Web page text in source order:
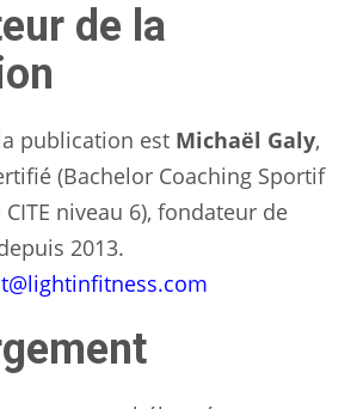
de la
publication est Michaël Galy,
(Bachelor Coaching Sportif
CITE niveau 6), fondateur de
2013.